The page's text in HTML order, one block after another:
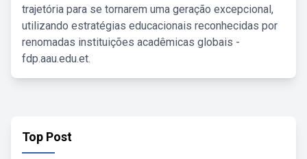
trajetória para se tornarem uma geração excepcional,
utilizando estratégias educacionais reconhecidas por
renomadas instituições acadêmicas globais -
fdp.aau.edu.et.
Top Post